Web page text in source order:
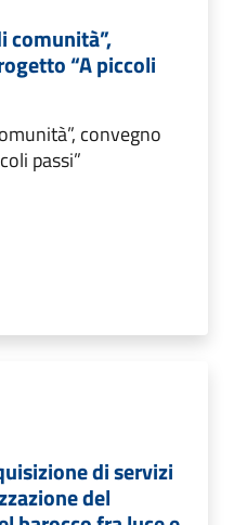
comunità”,
“A piccoli
convegno
passi”
di servizi
del